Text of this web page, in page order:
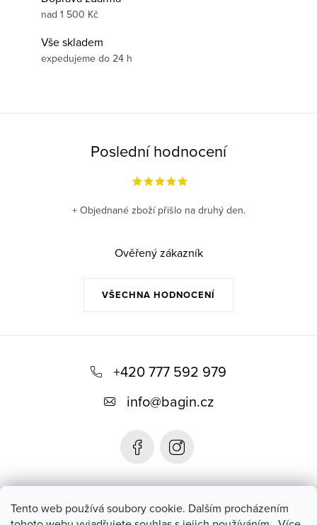
Tento web používá soubory cookie. Dalším procházením
nad 1 500 Kč
Vše skladem
expedujeme do 24 h
Poslední hodnocení
VŠECHNA HODNOCENÍ
+ Objednané zboží přišlo na druhý den.
Ověřený zákazník
+420 777 592 979
info@bagin.cz
Bagin.cz